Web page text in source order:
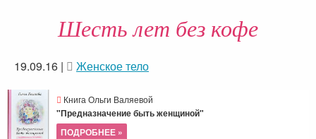
Шесть лет без кофе
19.09.16 | Женское тело
Книга Ольги Валяевой
"Предназначение быть женщиной"
ПОДРОБНЕЕ »